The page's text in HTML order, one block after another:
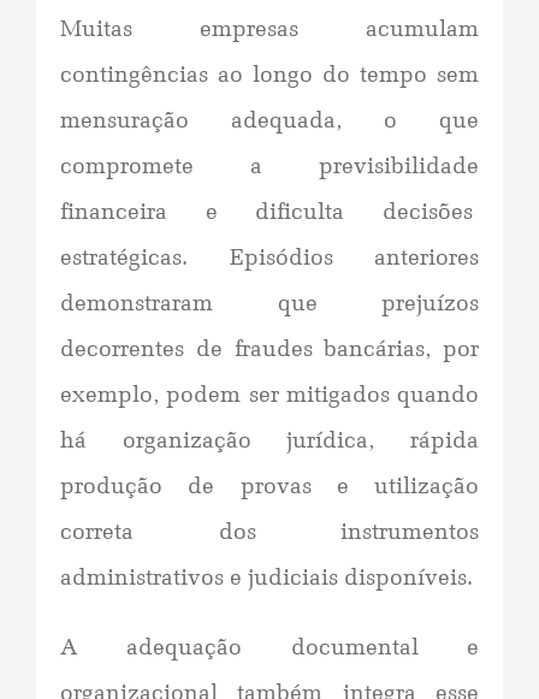
Muitas empresas acumulam
contingências ao longo do tempo sem
mensuração adequada, o que
compromete a previsibilidade
financeira e dificulta decisões
estratégicas. Episódios anteriores
demonstraram que prejuízos
decorrentes de fraudes bancárias, por
exemplo, podem ser mitigados quando
há organização jurídica, rápida
produção de provas e utilização
correta dos instrumentos
administrativos e judiciais disponíveis.
A adequação documental e
organizacional também integra esse